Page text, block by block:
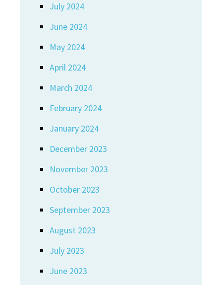
July 2024
June 2024
May 2024
April 2024
March 2024
February 2024
January 2024
December 2023
November 2023
October 2023
September 2023
August 2023
July 2023
June 2023